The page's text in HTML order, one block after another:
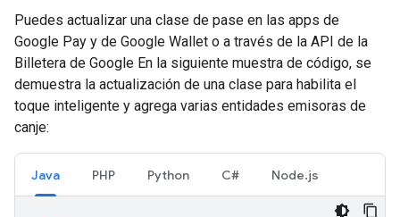
Puedes actualizar una clase de pase en las apps de
Google Pay y de Google Wallet o a través de la API de la
Billetera de Google En la siguiente muestra de código, se
demuestra la actualización de una clase para habilita el
toque inteligente y agrega varias entidades emisoras de
canje:
Java PHP Python C# Node.js